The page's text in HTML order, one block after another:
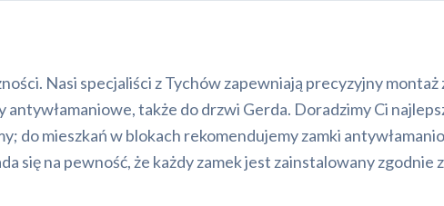
Nasi specjaliści z Tychów zapewniają precyzyjny
także do drzwi Gerda. Doradzimy Ci
do mieszkań w blokach rekomendujemy zamki
się na pewność, że każdy zamek jest zainstalowany zgodnie